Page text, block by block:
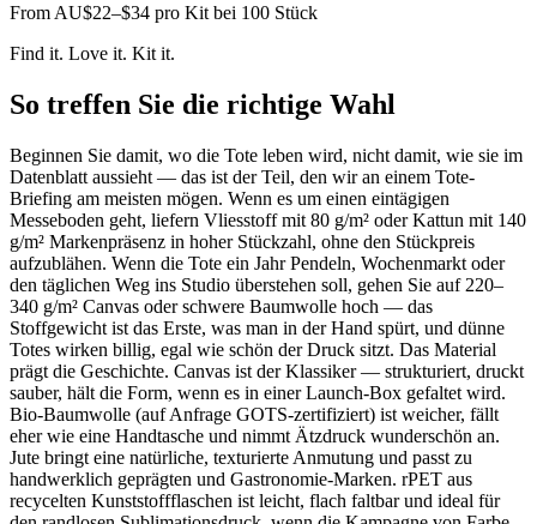
From AU$22–$34 pro Kit bei 100 Stück
Find it. Love it. Kit it.
So treffen Sie die richtige Wahl
Beginnen Sie damit, wo die Tote leben wird, nicht damit, wie sie im
Datenblatt aussieht — das ist der Teil, den wir an einem Tote-
Briefing am meisten mögen. Wenn es um einen eintägigen
Messeboden geht, liefern Vliesstoff mit 80 g/m² oder Kattun mit 140
g/m² Markenpräsenz in hoher Stückzahl, ohne den Stückpreis
aufzublähen. Wenn die Tote ein Jahr Pendeln, Wochenmarkt oder
den täglichen Weg ins Studio überstehen soll, gehen Sie auf 220–
340 g/m² Canvas oder schwere Baumwolle hoch — das
Stoffgewicht ist das Erste, was man in der Hand spürt, und dünne
Totes wirken billig, egal wie schön der Druck sitzt. Das Material
prägt die Geschichte. Canvas ist der Klassiker — strukturiert, druckt
sauber, hält die Form, wenn es in einer Launch-Box gefaltet wird.
Bio-Baumwolle (auf Anfrage GOTS-zertifiziert) ist weicher, fällt
eher wie eine Handtasche und nimmt Ätzdruck wunderschön an.
Jute bringt eine natürliche, texturierte Anmutung und passt zu
handwerklich geprägten und Gastronomie-Marken. rPET aus
recycelten Kunststoffflaschen ist leicht, flach faltbar und ideal für